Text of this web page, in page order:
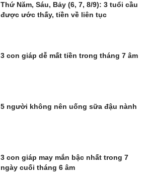
Thứ Năm, Sáu, Bảy (6, 7, 8/9): 3 tuổi cầu
được ước thấy, tiền về liên tục
3 con giáp dễ mất tiền trong tháng 7 âm
5 người không nên uống sữa đậu nành
3 con giáp may mắn bậc nhất trong 7
ngày cuối tháng 6 âm